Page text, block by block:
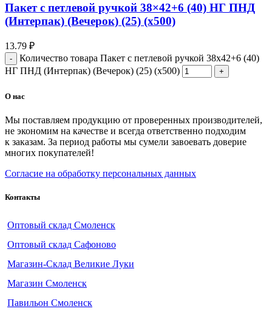
Пакет с петлевой ручкой 38×42+6 (40) НГ ПНД
(Интерпак) (Вечерок) (25) (х500)
13.79 ₽
Количество товара Пакет с петлевой ручкой 38x42+6 (40)
НГ ПНД (Интерпак) (Вечерок) (25) (х500)
О нас
Мы поставляем продукцию от проверенных производителей,
не экономим на качестве и всегда ответственно подходим
к заказам. За период работы мы сумели завоевать доверие
многих покупателей!
Согласие на обработку персональных данных
Контакты
Оптовый склад Смоленск
Оптовый склад Сафоново
Магазин-Склад Великие Луки
Магазин Смоленск
Павильон Смоленск